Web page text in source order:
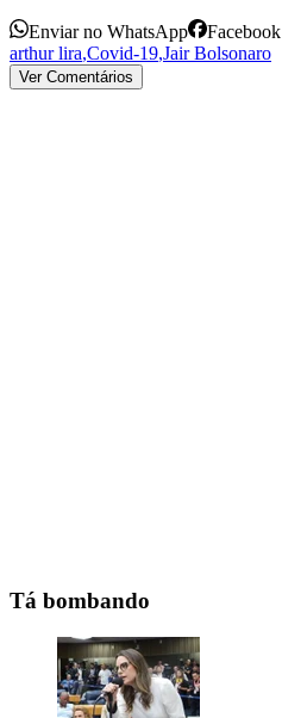
Enviar no WhatsApp Facebook
arthur lira,Covid-19,Jair Bolsonaro
Ver Comentários
Tá bombando